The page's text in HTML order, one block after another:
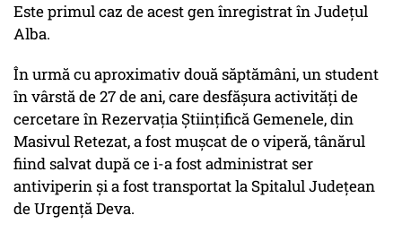
Este primul caz de acest gen înregistrat în Județul
Alba.
În urmă cu aproximativ două săptămâni, un student
în vârstă de 27 de ani, care desfășura activități de
cercetare în Rezervația Științifică Gemenele, din
Masivul Retezat, a fost mușcat de o viperă, tânărul
fiind salvat după ce i-a fost administrat ser
antiviperin și a fost transportat la Spitalul Județean
de Urgență Deva.